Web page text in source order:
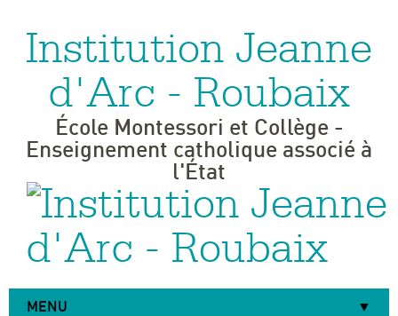
Outils
personnels
Institution Jeanne
d'Arc - Roubaix
École Montessori et Collège -
Enseignement catholique associé à
l'État
MENU